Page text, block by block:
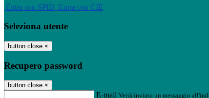
Entra con SPID Entra con CIE
Seleziona utente
button close ×
Recupero password
button close ×
E-mail Verrà inviato un messaggio